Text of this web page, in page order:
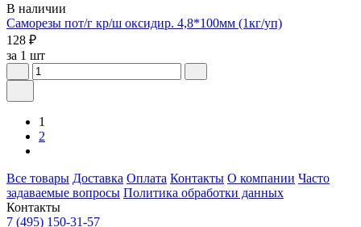
В наличии
Саморезы пот/г кр/ш оксидир. 4,8*100мм (1кг/уп)
128 ₽
за 1 шт
1
2
Все товары Доставка Оплата Контакты О компании Часто
задаваемые вопросы Политика обработки данных
Контакты
7 (495) 150-31-57